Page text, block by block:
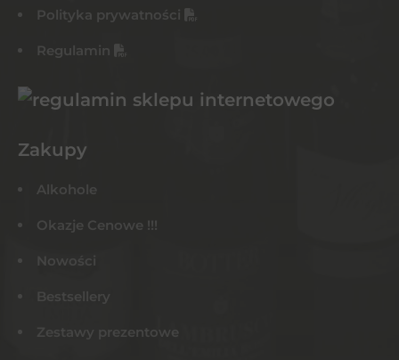
Polityka prywatności
Regulamin
Zakupy
Alkohole
Okazje Cenowe !!!
Nowości
Bestsellery
Zestawy prezentowe